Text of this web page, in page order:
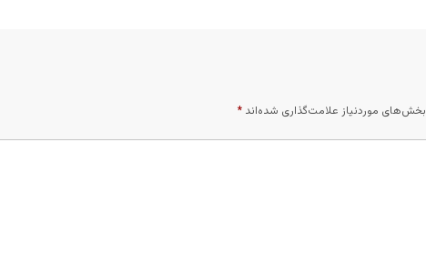
بخش‌های موردنیاز علامت‌گذاری شده‌اند *